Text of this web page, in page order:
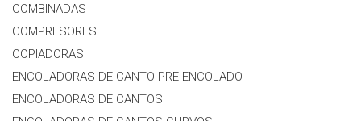
COMBINADAS
COMPRESORES
COPIADORAS
ENCOLADORAS DE CANTO PRE-ENCOLADO
ENCOLADORAS DE CANTOS